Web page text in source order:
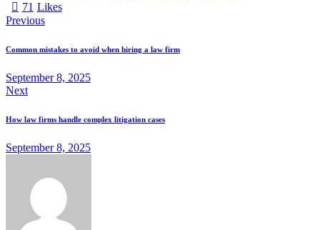
71 Likes
Previous
Common mistakes to avoid when hiring a law firm
September 8, 2025
Next
How law firms handle complex litigation cases
September 8, 2025